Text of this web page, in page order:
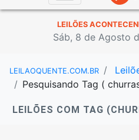
LEILÕES
Sáb, 8 de Agosto
LEILAOQUENTE.COM.BR
Pesquisando Tag (
LEILÕES COM TAG